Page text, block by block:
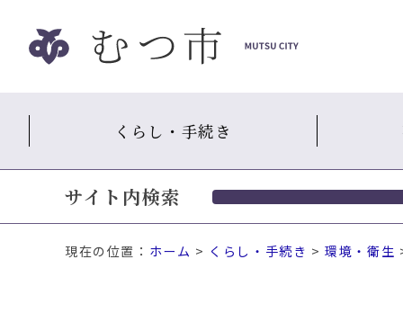
ッ
くらし・手続き
サイト内検索
現在の位置： ホーム > くらし・手続き >環境・衛生